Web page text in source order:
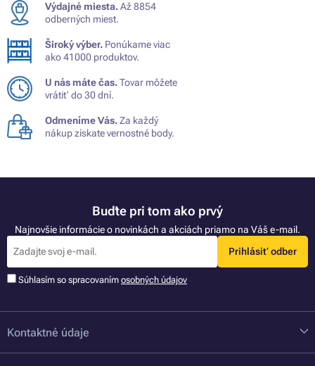
Výdajné miesta.Až 8854
odberných miest.
Široký výber. Ponúkame viac
ako 41000 produktov.
U nás máte čas.Tovar môžete
vrátiť do 30 dní.
Odmeníme Vás.Za každý
nákup získate vernostné body.
Buďte pri tom ako prvý
Najnovšie informácie o novinkách a akciách priamo na Váš e-mail.
Prihlásiť odber
Súhlasím so spracovaním osobných údajov
Kontaktné údaje